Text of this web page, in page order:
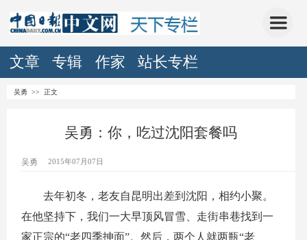
文章 专辑 作家 站长专栏
吴勇 >> 正文
吴勇：你，吃过沈阳套餐吗
吴勇 2015年07月07日
去年初冬，老友自昆明出差到沈阳，相约小聚。
在他坚持下，我们一大早顶风冒雪、走街串巷找到一
家正宗的“老四季抻面”。然后，两个人就两瓶“老